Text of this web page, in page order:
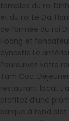
temples du roi
et du roi Le Dai
de l’armée du roi
Hoang et
dynastie Le
Poursuivez votre
Tam Coc.
restaurant local.
profitez d’une
barque à fond plat